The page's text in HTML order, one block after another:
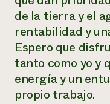
de la tierra y el
rentabilidad y
Espero que
tanto como yo y
energía y un
propio trabajo.